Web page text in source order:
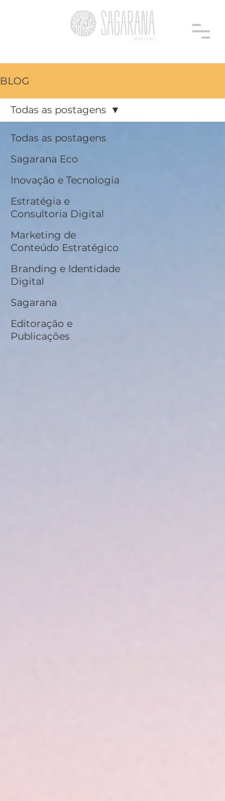
BLOG
Todas as postagens
Sagarana Eco
Inovação e Tecnologia
Estratégia e
Consultoria Digital
Marketing de
Conteúdo Estratégico
Branding e Identidade
Digital
Sagarana
Editoração e
Publicações
Todas as postagens